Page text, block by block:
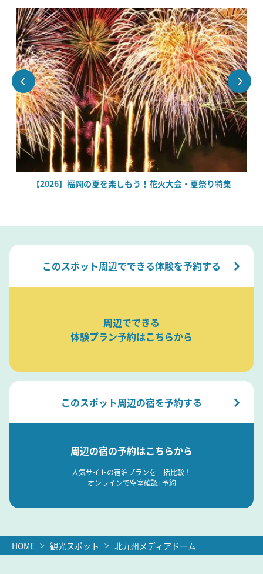
【2026】福岡の夏を楽しもう！花火大会・夏祭り特集
このスポット周辺でできる体験を予約する
周辺でできる
体験プラン予約はこちらから
このスポット周辺の宿を予約する
周辺の宿の予約はこちらから
人気サイトの宿泊プランを一括比較！
オンラインで空室確認+予約
HOME 観光スポット 北九州メディアドーム